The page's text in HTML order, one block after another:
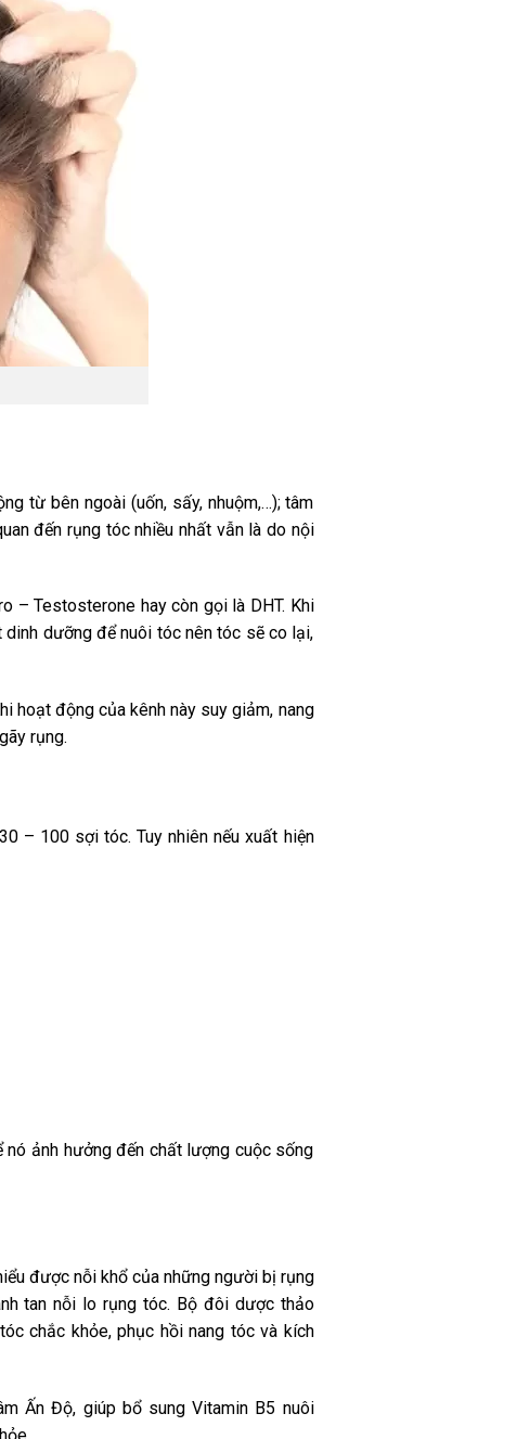
từ bên ngoài (uốn, sấy, nhuộm,…); tâm
đến rụng tóc nhiều nhất vẫn là do nội
– Testosterone hay còn gọi là DHT. Khi
dinh dưỡng để nuôi tóc nên tóc sẽ co lại,
hoạt động của kênh này suy giảm, nang
rụng.
– 100 sợi tóc. Tuy nhiên nếu xuất hiện
ảnh hưởng đến chất lượng cuộc sống
được nỗi khổ của những người bị rụng
tan nỗi lo rụng tóc. Bộ đôi dược thảo
chắc khỏe, phục hồi nang tóc và kích
Ấn Độ, giúp bổ sung Vitamin B5 nuôi